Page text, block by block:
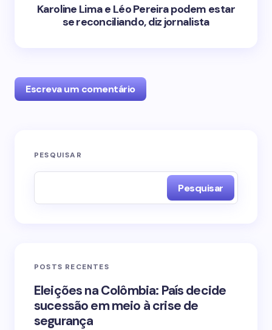
Karoline Lima e Léo Pereira podem estar
se reconciliando, diz jornalista
Escreva um comentário
O seu endereço de e-mail não será publicado.
Your Comment *
PESQUISAR
Pesquisar
POSTS RECENTES
Eleições na Colômbia: País decide
sucessão em meio à crise de
segurança